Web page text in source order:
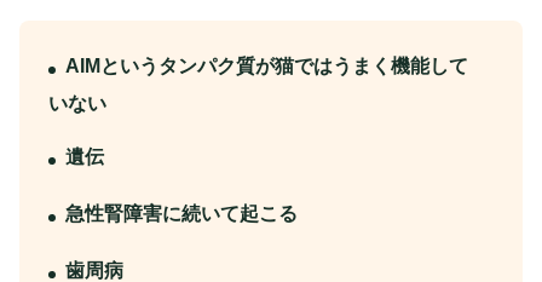
AIMというタンパク質が猫ではうまく機能して
いない
遺伝
急性腎障害に続いて起こる
歯周病